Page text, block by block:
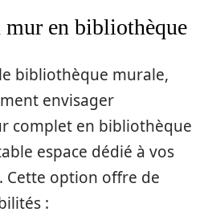
mur en bibliothèque
bibliothèque murale,
envisager
complet en bibliothèque
espace dédié à vos
Cette option offre de
: